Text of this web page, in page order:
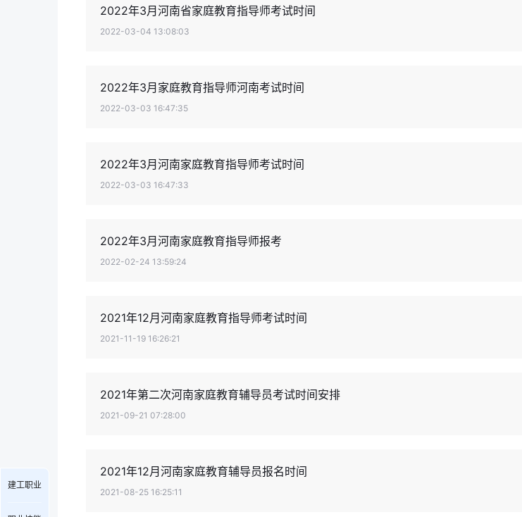
2022年3月河南省家庭教育指导师考试时间
2022-03-04 13:08:03
2022年3月家庭教育指导师河南考试时间
2022-03-03 16:47:35
2022年3月河南家庭教育指导师考试时间
2022-03-03 16:47:33
2022年3月河南家庭教育指导师报考
2022-02-24 13:59:24
2021年12月河南家庭教育指导师考试时间
2021-11-19 16:26:21
2021年第二次河南家庭教育辅导员考试时间安排
2021-09-21 07:28:00
2021年12月河南家庭教育辅导员报名时间
2021-08-25 16:25:11
建工职业